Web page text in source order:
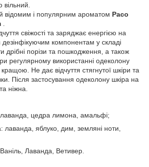
вільний.
відомим і популярним ароматом Paco
свіжості та заряджає енергією на
компонентам у складі
дрібні порізи та пошкодження, а також
регулярному використанні одеколону
Не дає відчуття стягнутої шкіри та
Після застосування одеколону шкіра на
ніжна.
цедра лимона, амальфі;
лаванда, яблуко, дим, земляні ноти,
Лаванда, Ветивер.